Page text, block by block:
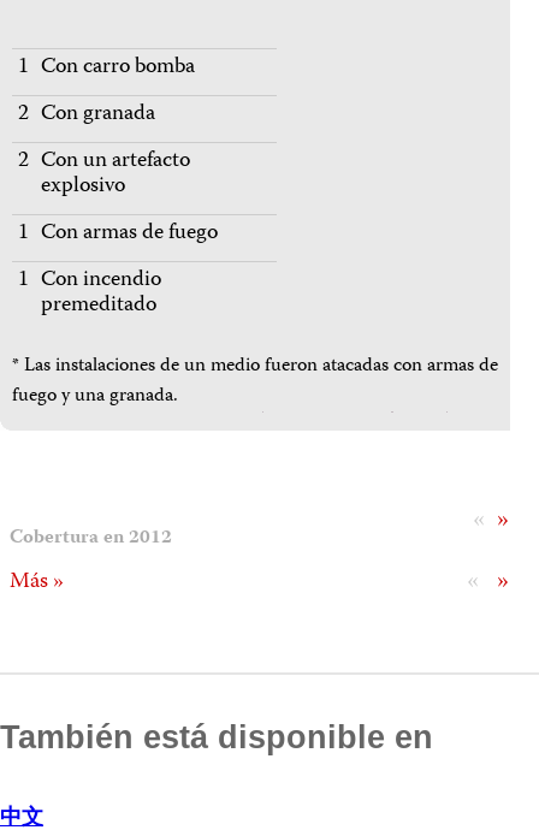
1 Con carro bomba
2 Con granada
2 Con un artefacto
explosivo
1 Con armas de fuego
1 Con incendio
premeditado
* Las instalaciones de un medio fueron atacadas con armas de
fuego y una granada.
»
«
Cobertura en 2012
»
«
Más »
También está disponible en
中文